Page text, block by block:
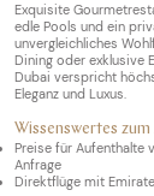
Exquisite
edle Pools und ein
unvergleichliches
Dining oder exklusive
Dubai verspricht
Eleganz und Luxus.
Wissenswertes
Preise für Aufenthalte
Anfrage
Direktflüge mit